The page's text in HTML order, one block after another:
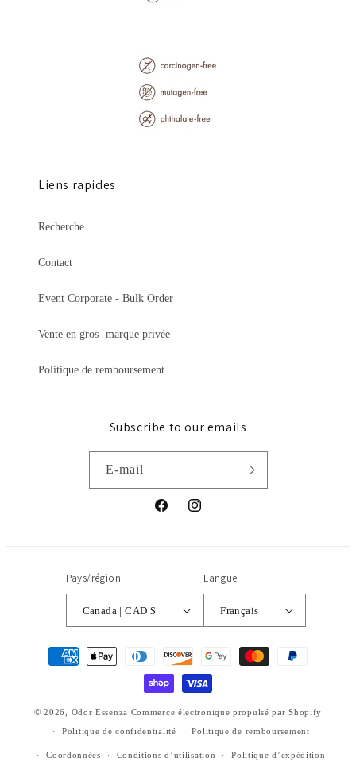
Liens rapides
Recherche
Contact
Event Corporate - Bulk Order
Vente en gros -marque privée
Politique de remboursement
Subscribe to our emails
E-mail
FacebookInstagram
Pays/région
Canada | CAD $
Langue
Français
paiement
© 2026, Odor Essenza Commerce électronique propulsé par Shopify
Politique de confidentialité
Politique de remboursement
Coordonnées Conditions d’utilisation Politique d’expédition